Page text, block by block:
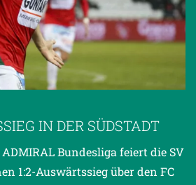
IN DER SÜDSTADT
Bundesliga feiert die SV
1:2-Auswärtssieg über den FC